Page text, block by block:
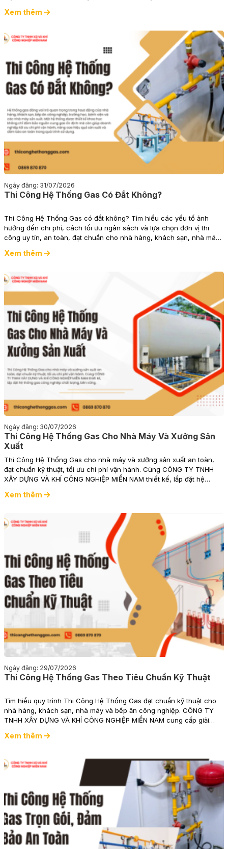
Xem thêm
Ngày đăng: 31/07/2026
Thi Công Hệ Thống Gas Có Đắt Không?
Thi Công Hệ Thống Gas có đắt không? Tìm hiểu các yếu tố ảnh
hưởng đến chi phí, cách tối ưu ngân sách và lựa chọn đơn vị thi
công uy tín, an toàn, đạt chuẩn cho nhà hàng, khách sạn, nhà máy
Xem thêm
Ngày đăng: 30/07/2026
Thi Công Hệ Thống Gas Cho Nhà Máy Và Xưởng Sản
Xuất
Thi Công Hệ Thống Gas cho nhà máy và xưởng sản xuất an toàn,
đạt chuẩn kỹ thuật, tối ưu chi phí vận hành. Cùng CÔNG TY TNHH
XÂY DỰNG VÀ KHÍ CÔNG NGHIỆP MIỀN NAM thiết kế, lắp đặt hệ
Xem thêm
Ngày đăng: 29/07/2026
Thi Công Hệ Thống Gas Theo Tiêu Chuẩn Kỹ Thuật
Tìm hiểu quy trình Thi Công Hệ Thống Gas đạt chuẩn kỹ thuật cho
nhà hàng, khách sạn, nhà máy và bếp ăn công nghiệp. CÔNG TY
TNHH XÂY DỰNG VÀ KHÍ CÔNG NGHIỆP MIỀN NAM cung cấp giải
Xem thêm